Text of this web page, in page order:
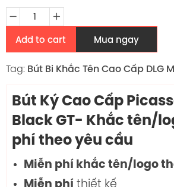
Add to cart Mua ngay
Tag: Bút Bi Khắc Tên Cao Cấp DLG
Bút Ký Cao Cấp
Black GT- Khắc tên/
phí theo yêu cầu
Miễn phí khắc tên/logo
Miễn phí thiết kế